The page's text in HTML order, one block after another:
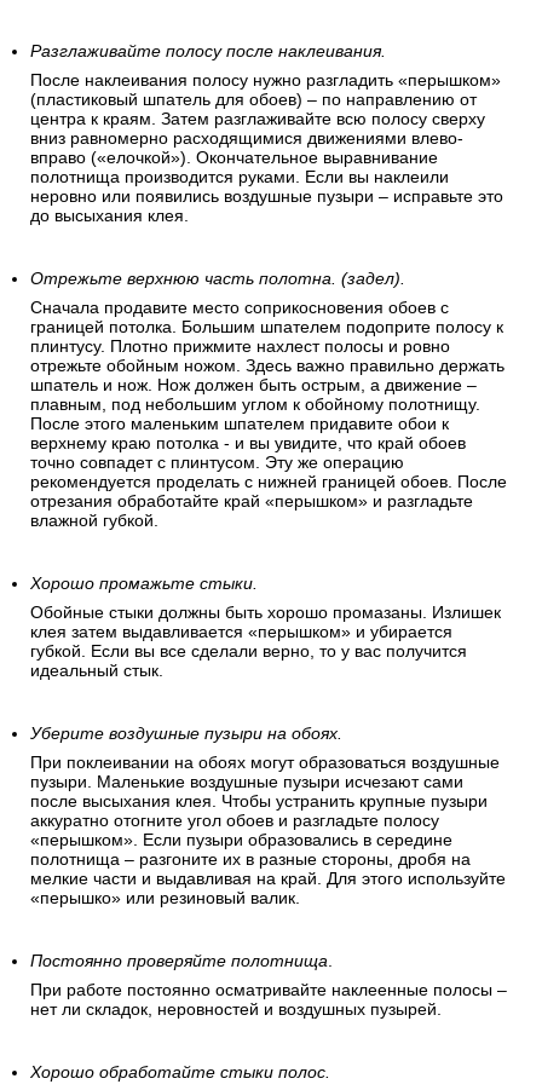
Разглаживайте полосу после наклеивания.
После наклеивания полосу нужно разгладить «перышком»
(пластиковый шпатель для обоев) – по направлению от
центра к краям. Затем разглаживайте всю полосу сверху
вниз равномерно расходящимися движениями влево-
вправо («елочкой»). Окончательное выравнивание
полотнища производится руками. Если вы наклеили
неровно или появились воздушные пузыри – исправьте это
до высыхания клея.
Отрежьте верхнюю часть полотна. (задел).
Сначала продавите место соприкосновения обоев с
границей потолка. Большим шпателем подоприте полосу к
плинтусу. Плотно прижмите нахлест полосы и ровно
отрежьте обойным ножом. Здесь важно правильно держать
шпатель и нож. Нож должен быть острым, а движение –
плавным, под небольшим углом к обойному полотнищу.
После этого маленьким шпателем придавите обои к
верхнему краю потолка - и вы увидите, что край обоев
точно совпадет с плинтусом. Эту же операцию
рекомендуется проделать с нижней границей обоев. После
отрезания обработайте край «перышком» и разгладьте
влажной губкой.
Хорошо промажьте стыки.
Обойные стыки должны быть хорошо промазаны. Излишек
клея затем выдавливается «перышком» и убирается
губкой. Если вы все сделали верно, то у вас получится
идеальный стык.
Уберите воздушные пузыри на обоях.
При поклеивании на обоях могут образоваться воздушные
пузыри. Маленькие воздушные пузыри исчезают сами
после высыхания клея. Чтобы устранить крупные пузыри
аккуратно отогните угол обоев и разгладьте полосу
«перышком». Если пузыри образовались в середине
полотнища – разгоните их в разные стороны, дробя на
мелкие части и выдавливая на край. Для этого используйте
«перышко» или резиновый валик.
Постоянно проверяйте полотнища.
При работе постоянно осматривайте наклеенные полосы –
нет ли складок, неровностей и воздушных пузырей.
Хорошо обработайте стыки полос.